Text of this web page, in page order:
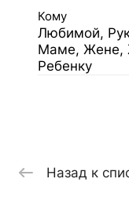
Кому
Любимой,
Маме, Жене,
Ребенку
Назад к